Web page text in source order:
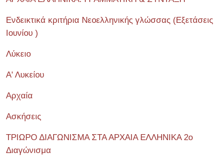
Ενδεικτικά κριτήρια Νεοελληνικής γλώσσας (Εξετάσεις
Ιουνίου )
Λύκειο
Α' Λυκείου
Αρχαία
Ασκήσεις
ΤΡΙΩΡΟ ΔΙΑΓΩΝΙΣΜΑ ΣΤΑ ΑΡΧΑΙΑ ΕΛΛΗΝΙΚΑ 2o
Διαγώνισμα